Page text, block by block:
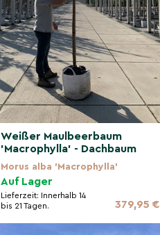
Weißer Maulbeerbaum
'Macrophylla' - Dachbaum
Morus alba 'Macrophylla'
Auf Lager
Lieferzeit: Innerhalb 14
bis 21 Tagen.
379,95 €